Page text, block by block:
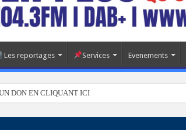
Les reportages Services Evenements
DON EN CLIQUANT ICI